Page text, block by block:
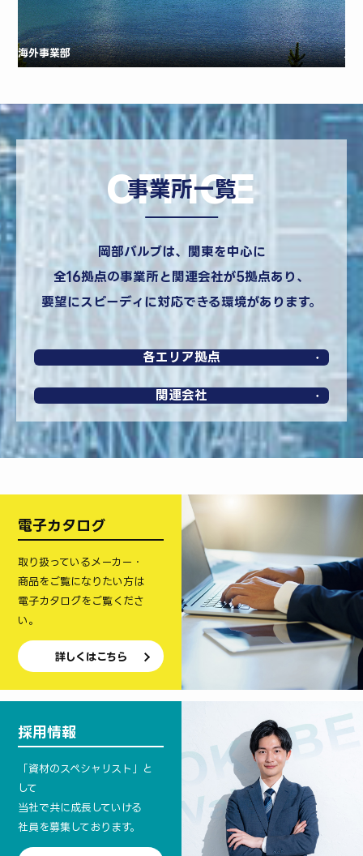
海外事業部
OFFICE
事業所一覧
岡部バルブは、関東を中心に
全16拠点の事業所と関連会社が5拠点あり、
要望にスピーディに対応できる環境があります。
各エリア拠点
関連会社
電子カタログ
取り扱っているメーカー・
商品をご覧になりたい方は
電子カタログをご覧くださ
い。
詳しくはこちら
採用情報
「資材のスペシャリスト」と
して
当社で共に成長していける
社員を募集しております。